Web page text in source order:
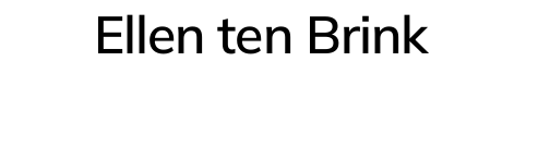
Ellen ten Brink